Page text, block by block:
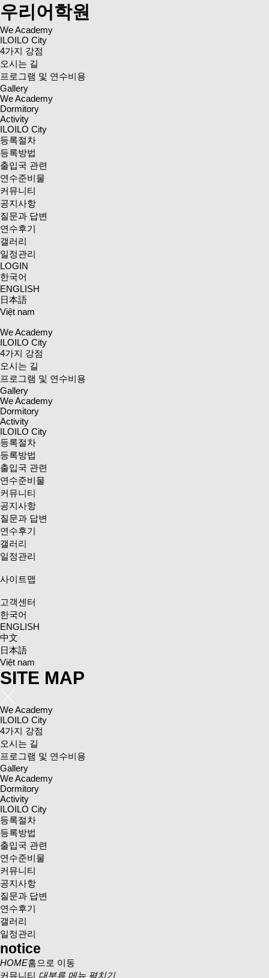
우리어학원
We Academy
ILOILO City
4가지 강점
오시는 길
프로그램 및 연수비용
Gallery
We Academy
Dormitory
Activity
ILOILO City
등록절차
등록방법
출입국 관련
연수준비물
커뮤니티
공지사항
질문과 답변
연수후기
갤러리
일정관리
LOGIN
한국어
ENGLISH
日本語
Việt nam
We Academy
ILOILO City
4가지 강점
오시는 길
프로그램 및 연수비용
Gallery
We Academy
Dormitory
Activity
ILOILO City
등록절차
등록방법
출입국 관련
연수준비물
커뮤니티
공지사항
질문과 답변
연수후기
갤러리
일정관리
사이트맵
고객센터
한국어
ENGLISH
中文
日本語
Việt nam
SITE MAP
We Academy
ILOILO City
4가지 강점
오시는 길
프로그램 및 연수비용
Gallery
We Academy
Dormitory
Activity
ILOILO City
등록절차
등록방법
출입국 관련
연수준비물
커뮤니티
공지사항
질문과 답변
연수후기
갤러리
일정관리
notice
HOME홈으로 이동
커뮤니티 대분류 메뉴 펼치기